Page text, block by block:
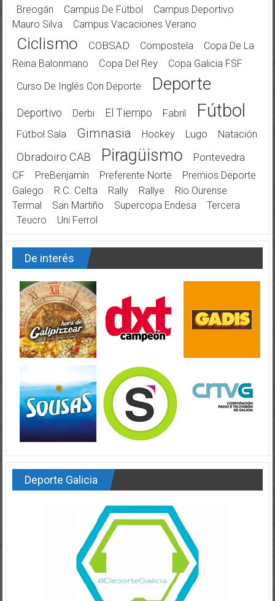
Breogán
Campus De Fútbol
Campus Deportivo
Mauro Silva
Campus Vacaciones Verano
Ciclismo COBSAD Compostela
Copa De La
Reina Balonmano
Copa Del Rey
Copa Galicia FSF
Curso De Inglés Con Deporte
Deporte
Deportivo Derbi El Tiempo Fabril Fútbol
Fútbol Sala Gimnasia Hockey Lugo Natación
Obradoiro CAB Piragüismo
Pontevedra
CF
PreBenjamín Preferente Norte
Premios Deporte
Galego
R.C. Celta Rally Rallye
Río Ourense
Termal
San Martiño Supercopa Endesa
Tercera
Teucro
Uni Ferrol
De interés
Deporte Galicia